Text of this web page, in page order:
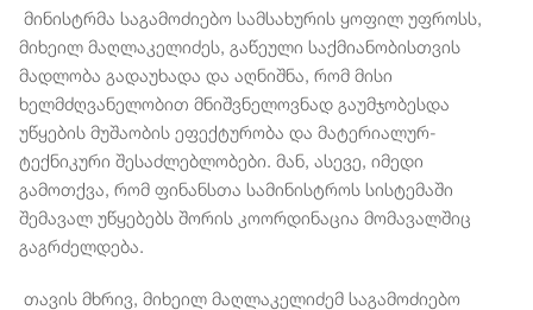
მინისტრმა საგამოძიებო სამსახურის ყოფილ უფროსს,
მიხეილ მაღლაკელიძეს, გაწეული საქმიანობისთვის
მადლობა გადაუხადა და აღნიშნა, რომ მისი
ხელმძღვანელობით მნიშვნელოვნად გაუმჯობესდა
უწყების მუშაობის ეფექტურობა და მატერიალურ-
ტექნიკური შესაძლებლობები. მან, ასევე, იმედი
გამოთქვა, რომ ფინანსთა სამინისტროს სისტემაში
შემავალ უწყებებს შორის კოორდინაცია მომავალშიც
გაგრძელდება.
თავის მხრივ, მიხეილ მაღლაკელიძემ საგამოძიებო